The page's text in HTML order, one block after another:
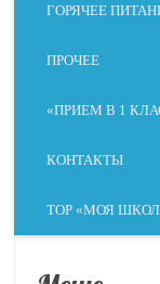
ГОРЯЧЕЕ
ПРОЧЕЕ
«ПРИЕМ В 1
КОНТАКТЫ
ТОР «МОЯ